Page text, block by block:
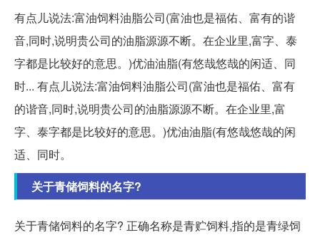
有点儿说法:富油饲料油脂公司(富油也是福佑、富有的谐
音,同时,说明贵公司的油脂源源不断。在企业里,富字、泰
字都是比较好的意思。)优油油脂(有悠哉悠哉的闲适、同
时... 有点儿说法:富油饲料油脂公司(富油也是福佑、富有
的谐音,同时,说明贵公司的油脂源源不断。在企业里,富
字、泰字都是比较好的意思。)优油油脂(有悠哉悠哉的闲
适、同时。
关于青储饲料的名字?
关于青储饲料的名字? 正确名称是青贮饲料,指的是青绿饲